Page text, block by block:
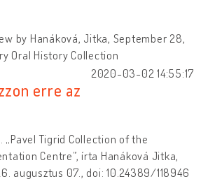
by Hanáková, Jitka, September 28,
Oral History Collection
2020-03-02 14:55:17
erre az
„Pavel Tigrid Collection of the
Centre”, írta Hanáková Jitka,
augusztus 07., doi: 10.24389/118946